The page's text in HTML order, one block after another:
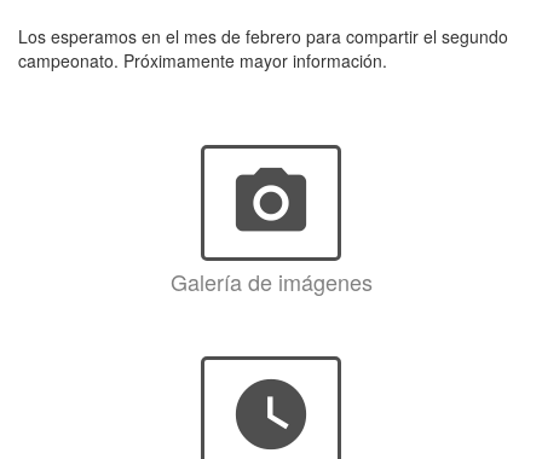
Los esperamos en el mes de febrero para compartir el segundo
campeonato. Próximamente mayor información.
photo_camera
Galería de imágenes
watch_later